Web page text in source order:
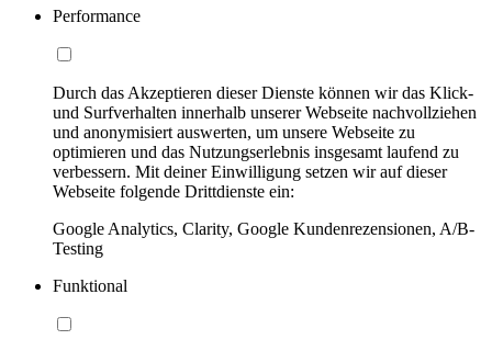
Performance
Durch das Akzeptieren dieser Dienste können wir das Klick-
und Surfverhalten innerhalb unserer Webseite nachvollziehen
und anonymisiert auswerten, um unsere Webseite zu
optimieren und das Nutzungserlebnis insgesamt laufend zu
verbessern. Mit deiner Einwilligung setzen wir auf dieser
Webseite folgende Drittdienste ein:
Google Analytics, Clarity, Google Kundenrezensionen, A/B-
Testing
Funktional